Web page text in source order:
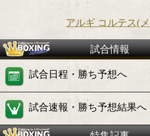
WBCスーパーフライ級フ
ファン フランシスコ
VS
アルギ コル